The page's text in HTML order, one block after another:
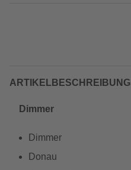
ARTIKELBESCHREIBUNG
Dimmer
Dimmer
Donau